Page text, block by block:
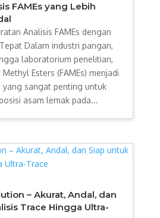
FAMEs yang Lebih
Analisis FAMEs dengan
Dalam industri pangan,
laboratorium penelitian,
Esters (FAMEs) menjadi
yang sangat penting untuk
asam lemak pada...
– Akurat, Andal, dan
Trace Hingga Ultra-